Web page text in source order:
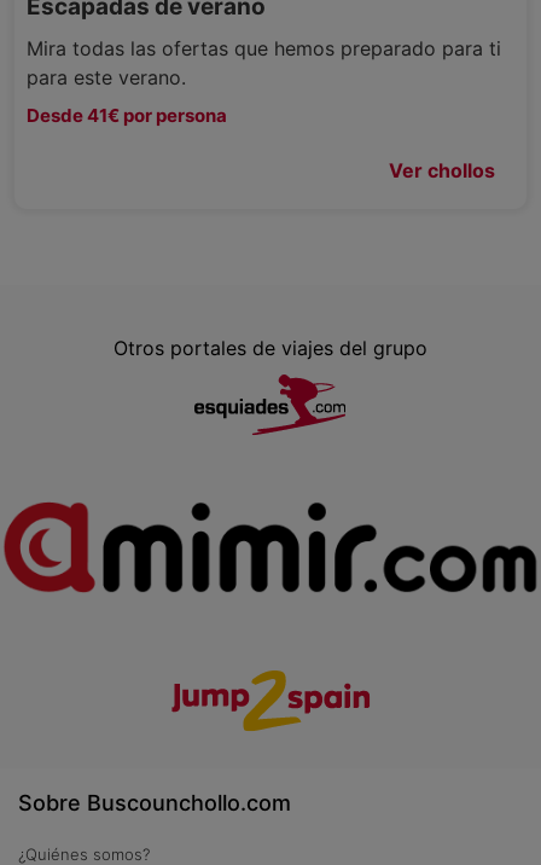
Escapadas de verano
Mira todas las ofertas que hemos preparado para ti
para este verano.
Desde 41€ por persona
Ver chollos
Otros portales de viajes del grupo
Sobre Buscounchollo.com
¿Quiénes somos?